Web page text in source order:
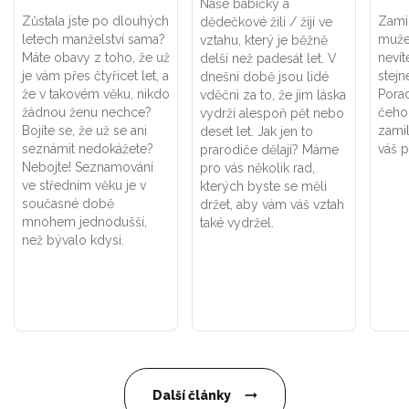
Zůstala jste po dlouhých
letech manželství sama?
Máte obavy z toho, že už
je vám přes čtyřicet let, a
že v takovém věku, nikdo
žádnou ženu nechce?
Bojíte se, že už se ani
seznámit nedokážete?
Nebojte! Seznamování
ve středním věku je v
současné době
mnohem jednodušší,
než bývalo kdysi.
Naše babičky a
dědečkové žili / žijí ve
vztahu, který je běžně
delší než padesát let. V
dnešní době jsou lidé
vděčni za to, že jim láska
vydrží alespoň pět nebo
deset let. Jak jen to
prarodiče dělají? Máme
pro vás několik rad,
kterých byste se měli
držet, aby vám váš vztah
také vydržel.
váš
Další články